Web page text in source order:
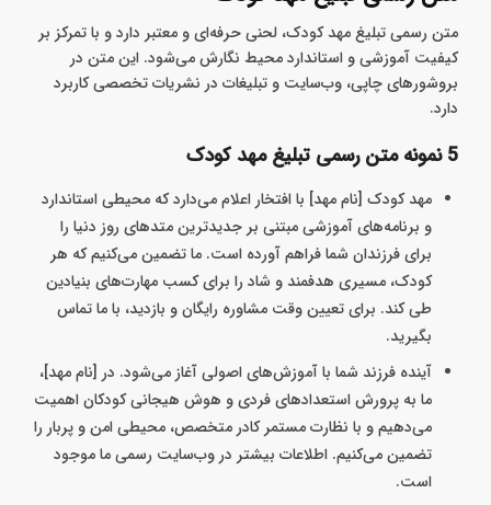
متن رسمی تبلیغ مهد کودک، لحنی حرفه‌ای و معتبر دارد و با تمرکز بر
کیفیت آموزشی و استاندارد محیط نگارش می‌شود. این متن در
بروشورهای چاپی، وب‌سایت و تبلیغات در نشریات تخصصی کاربرد
دارد.
5 نمونه متن رسمی تبلیغ مهد کودک
مهد کودک [نام مهد] با افتخار اعلام می‌دارد که محیطی استاندارد
و برنامه‌های آموزشی مبتنی بر جدیدترین متدهای روز دنیا را
برای فرزندان شما فراهم آورده است. ما تضمین می‌کنیم که هر
کودک، مسیری هدفمند و شاد را برای کسب مهارت‌های بنیادین
طی کند. برای تعیین وقت مشاوره رایگان و بازدید، با ما تماس
بگیرید.
آینده‌ فرزند شما با آموزش‌های اصولی آغاز می‌شود. در [نام مهد]،
ما به پرورش استعدادهای فردی و هوش هیجانی کودکان اهمیت
می‌دهیم و با نظارت مستمر کادر متخصص، محیطی امن و پربار را
تضمین می‌کنیم. اطلاعات بیشتر در وب‌سایت رسمی ما موجود
است.